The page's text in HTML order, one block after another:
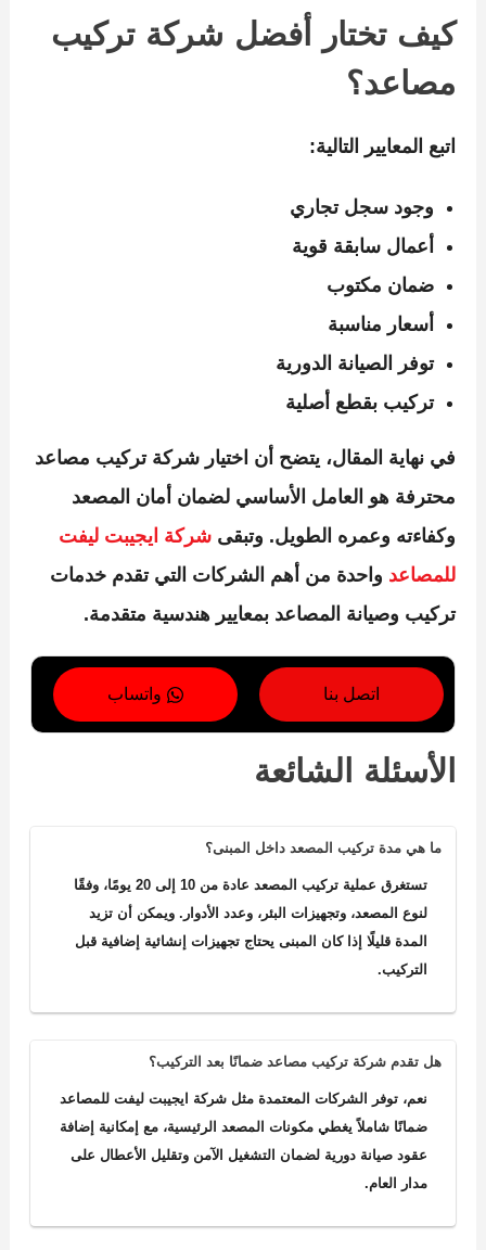
كيف تختار أفضل شركة تركيب
مصاعد؟
اتبع المعايير التالية:
وجود سجل تجاري
أعمال سابقة قوية
ضمان مكتوب
أسعار مناسبة
توفر الصيانة الدورية
تركيب بقطع أصلية
في نهاية المقال، يتضح أن اختيار شركة تركيب مصاعد
محترفة هو العامل الأساسي لضمان أمان المصعد
وكفاءته وعمره الطويل. وتبقى شركة ايجيبت ليفت
للمصاعد واحدة من أهم الشركات التي تقدم خدمات
تركيب وصيانة المصاعد بمعايير هندسية متقدمة.
اتصل بنا واتساب
الأسئلة الشائعة
ما هي مدة تركيب المصعد داخل المبنى؟
تستغرق عملية تركيب المصعد عادة من 10 إلى 20 يومًا، وفقًا
لنوع المصعد، وتجهيزات البئر، وعدد الأدوار. ويمكن أن تزيد
المدة قليلًا إذا كان المبنى يحتاج تجهيزات إنشائية إضافية قبل
التركيب.
هل تقدم شركة تركيب مصاعد ضمانًا بعد التركيب؟
نعم، توفر الشركات المعتمدة مثل شركة ايجيبت ليفت للمصاعد
ضمانًا شاملاً يغطي مكونات المصعد الرئيسية، مع إمكانية إضافة
عقود صيانة دورية لضمان التشغيل الآمن وتقليل الأعطال على
مدار العام.